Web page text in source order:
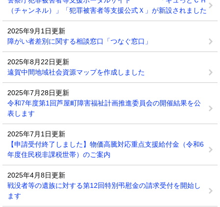
（チャンネル）」「犯罪被害者等支援公式Ｘ」が新設されました
2025年9月1日更新
障がい者差別に関する相談窓口「つなぐ窓口」
2025年8月22日更新
遠賀中間地域社会資源マップを作成しました
2025年7月28日更新
令和7年度第1回芦屋町障害福祉計画推進委員会の開催結果を公
表します
2025年7月1日更新
【申請受付終了しました】物価高騰対応重点支援給付金（令和6
年度住民税非課税世帯）のご案内
2025年4月8日更新
戦没者等の遺族に対する第12回特別弔慰金の請求受付を開始し
ます